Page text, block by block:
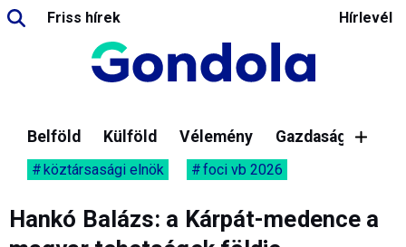
Friss hírek Hírlevél
Belföld Külföld Vélemény Gazdaság
köztársasági elnök foci vb 2026
Hankó Balázs: a Kárpát-medence a